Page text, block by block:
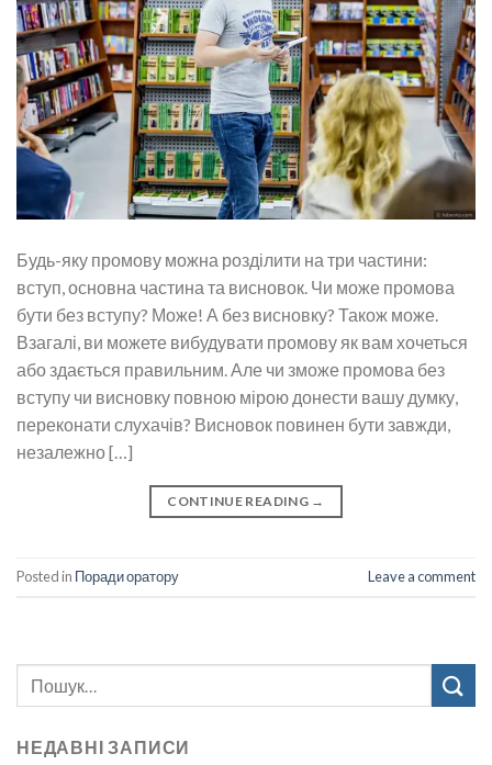
Будь-яку промову можна розділити на три частини:
вступ, основна частина та висновок. Чи може промова
бути без вступу? Може! А без висновку? Також може.
Взагалі, ви можете вибудувати промову як вам хочеться
або здається правильним. Але чи зможе промова без
вступу чи висновку повною мірою донести вашу думку,
переконати слухачів? Висновок повинен бути завжди,
незалежно […]
CONTINUE READING →
Posted in Поради оратору Leave a comment
НЕДАВНІ ЗАПИСИ